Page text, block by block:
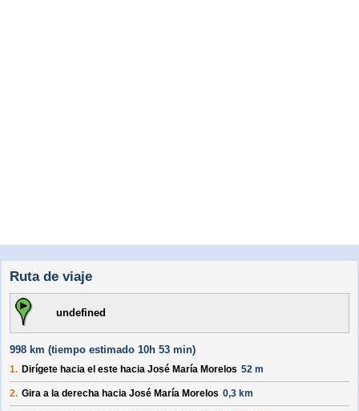
Ruta de viaje
undefined
998 km (tiempo estimado 10h 53 min)
1. Dirígete hacia el este hacia José María Morelos 52 m
2. Gira a la derecha hacia José María Morelos 0,3 km